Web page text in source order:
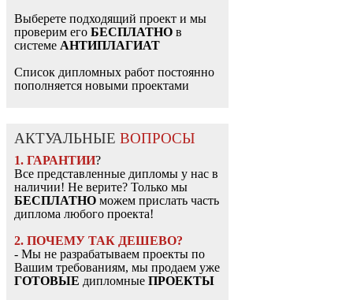
Выберете подходящий проект и мы
проверим его БЕСПЛАТНО в
системе АНТИПЛАГИАТ
Список дипломных работ постоянно
пополняется новыми проектами
АКТУАЛЬНЫЕ ВОПРОСЫ
1. ГАРАНТИИ?
Все представленные дипломы у нас в
наличии! Не верите? Только мы
БЕСПЛАТНО можем прислать часть
диплома любого проекта!
2. ПОЧЕМУ ТАК ДЕШЕВО?
- Мы не разрабатываем проекты по
Вашим требованиям, мы продаем уже
ГОТОВЫЕ дипломные ПРОЕКТЫ